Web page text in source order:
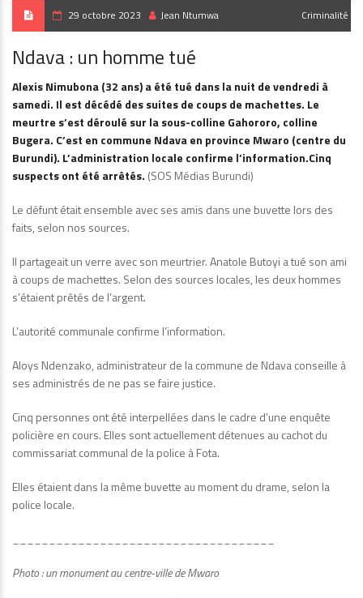
29 octobre 2023 Jean Ntumwa Criminalité
Ndava : un homme tué
Alexis Nimubona (32 ans) a été tué dans la nuit de vendredi à
samedi. Il est décédé des suites de coups de machettes. Le
meurtre s’est déroulé sur la sous-colline Gahororo, colline
Bugera. C’est en commune Ndava en province Mwaro (centre du
Burundi). L’administration locale confirme l’information.Cinq
suspects ont été arrêtés. (SOS Médias Burundi)
Le défunt était ensemble avec ses amis dans une buvette lors des
faits, selon nos sources.
Il partageait un verre avec son meurtrier. Anatole Butoyi a tué son ami
à coups de machettes. Selon des sources locales, les deux hommes
s’étaient prêtés de l’argent.
L’autorité communale confirme l’information.
Aloys Ndenzako, administrateur de la commune de Ndava conseille à
ses administrés de ne pas se faire justice.
Cinq personnes ont été interpellées dans le cadre d’une enquête
policière en cours. Elles sont actuellement détenues au cachot du
commissariat communal de la police à Fota.
Elles étaient dans la même buvette au moment du drame, selon la
police locale.
Photo : un monument au centre-ville de Mwaro